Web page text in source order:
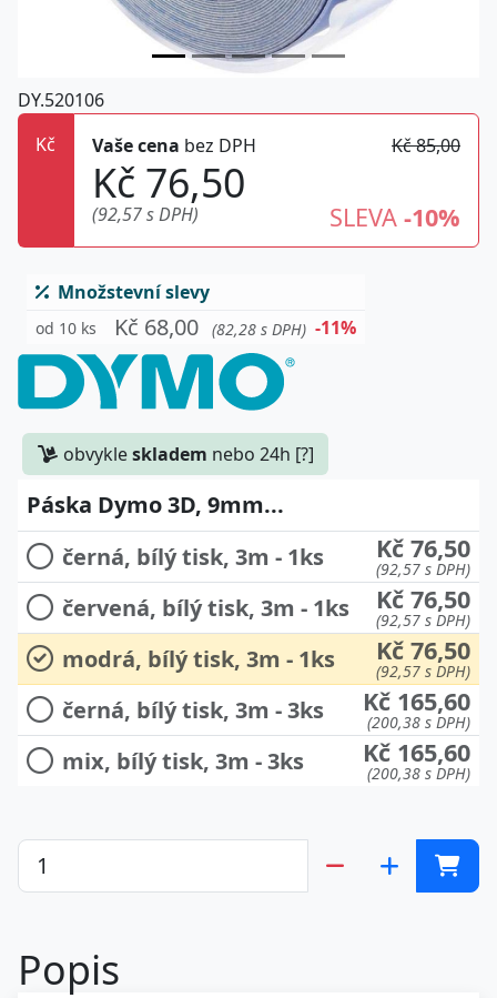
DY.520106
Kč
Vaše cena bez DPH Kč 85,00
Kč 76,50
(92,57 s DPH) SLEVA -10%
Množstevní slevy
od 10 ks Kč 68,00 (82,28 s DPH) -11%
obvykleskladem nebo 24h [?]
Páska Dymo 3D, 9mm...
černá, bílý tisk, 3m - 1ks
Kč 76,50
(92,57 s DPH)
červená, bílý tisk, 3m - 1ks Kč 76,50
(92,57 s DPH)
modrá, bílý tisk, 3m - 1ks Kč 76,50
(92,57 s DPH)
černá, bílý tisk, 3m - 3ks Kč 165,60
(200,38 s DPH)
mix, bílý tisk, 3m - 3ks Kč 165,60
(200,38 s DPH)
Popis